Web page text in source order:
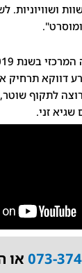
דווקא תרחיק
לתקוף
זני.
073- או